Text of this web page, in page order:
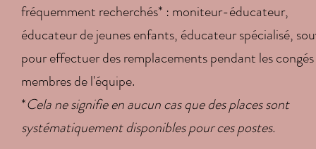
fréquemment recherchés* : moniteur-éducateur,
éducateur de jeunes enfants, éducateur spécialisé,
pour effectuer des remplacements pendant les
membres de l'équipe.
*Cela ne signifie en aucun cas que des places sont
systématiquement disponibles pour ces postes.